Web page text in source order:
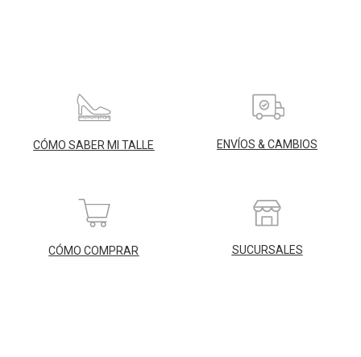
CÓMO SABER MI TALLE ENVÍOS & CAMBIOS
CÓMO COMPRAR SUCURSALES